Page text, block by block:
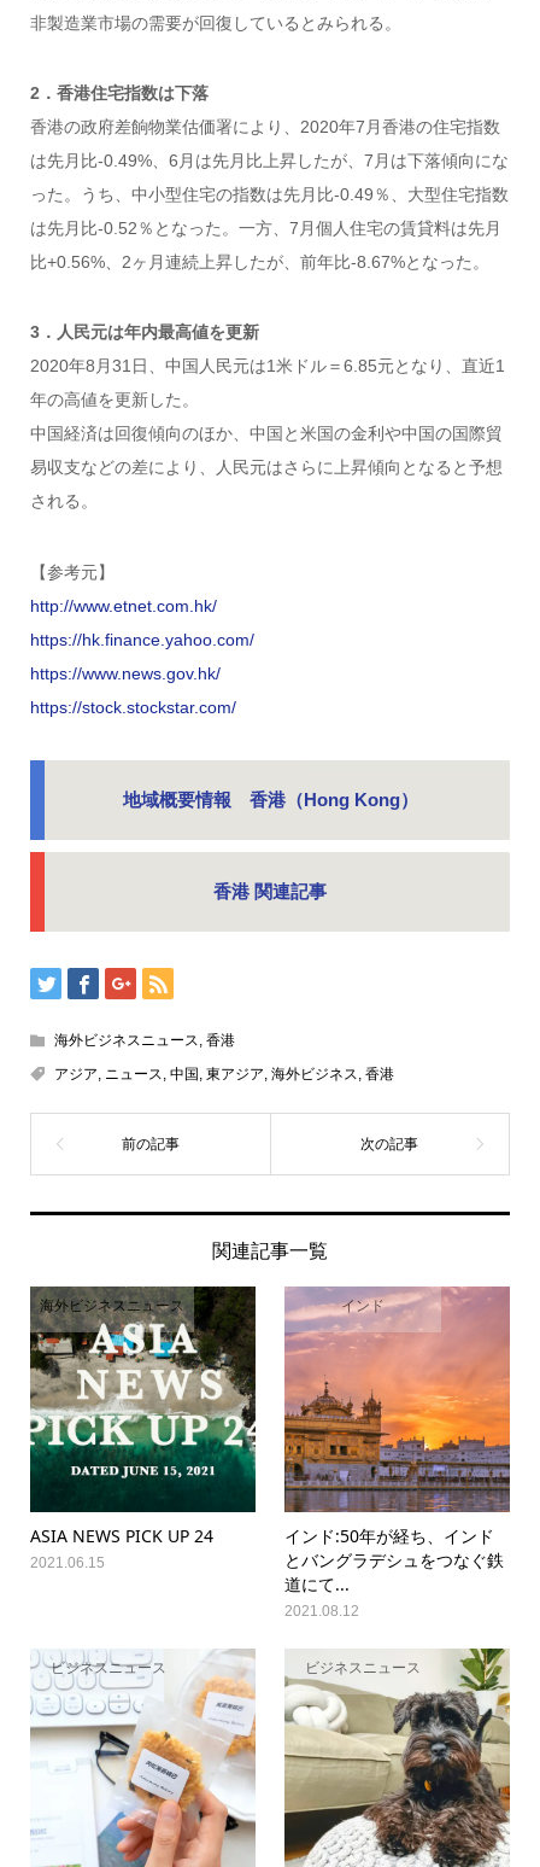
非製造業市場の需要が回復しているとみられる。
2．香港住宅指数は下落
香港の政府差餉物業估価署により、2020年7月香港の住宅指数
は先月比-0.49%、6月は先月比上昇したが、7月は下落傾向にな
った。うち、中小型住宅の指数は先月比-0.49％、大型住宅指数
は先月比-0.52％となった。一方、7月個人住宅の賃貸料は先月
比+0.56%、2ヶ月連続上昇したが、前年比-8.67%となった。
3．人民元は年内最高値を更新
2020年8月31日、中国人民元は1米ドル＝6.85元となり、直近1
年の高値を更新した。
中国経済は回復傾向のほか、中国と米国の金利や中国の国際貿
易収支などの差により、人民元はさらに上昇傾向となると予想
される。
【参考元】
http://www.etnet.com.hk/
https://hk.finance.yahoo.com/
https://www.news.gov.hk/
https://stock.stockstar.com/
地域概要情報 香港（Hong Kong）
香港 関連記事
海外ビジネスニュース, 香港
アジア, ニュース, 中国 , 東アジア, 海外ビジネス, 香港
関連記事一覧
海外ビジネスニュース
ASIA NEWS PICK UP 24
2021.06.15
インド
インド:50年が経ち、インド
とバングラデシュをつなぐ鉄
道にて...
2021.08.12
ビジネスニュース ビジネスニュース